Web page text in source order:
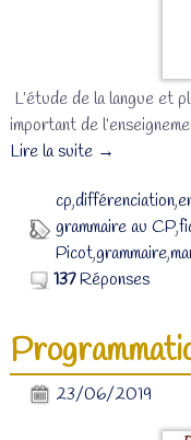
L’étude de la langue et
important de
Lire la suite →
cp,différenciation,
grammaire au CP,
Picot,grammaire,
137Réponses
23/06/2019